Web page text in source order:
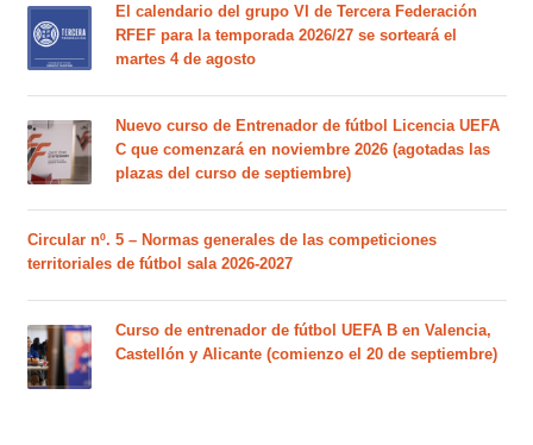
El calendario del grupo VI de Tercera Federación
RFEF para la temporada 2026/27 se sorteará el
martes 4 de agosto
Nuevo curso de Entrenador de fútbol Licencia UEFA
C que comenzará en noviembre 2026 (agotadas las
plazas del curso de septiembre)
Circular nº. 5 – Normas generales de las competiciones
territoriales de fútbol sala 2026-2027
Curso de entrenador de fútbol UEFA B en Valencia,
Castellón y Alicante (comienzo el 20 de septiembre)